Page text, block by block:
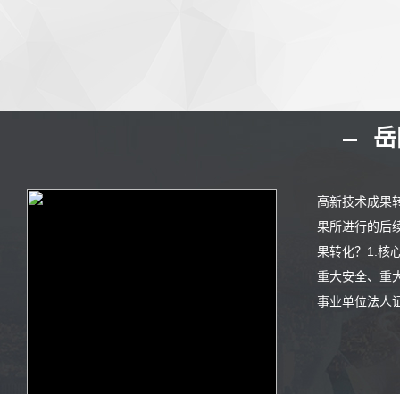
高新技术成果
果所进行的后
果转化？1.核
重大安全、重
事业单位法人